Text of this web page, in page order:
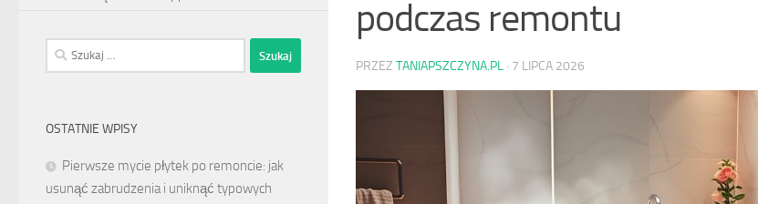
podczas remontu
PRZEZ TANIAPSZCZYNA.PL · 7 LIPCA 2026
Szukaj:
OSTATNIE WPISY
Pierwsze mycie płytek po remoncie: jak
usunąć zabrudzenia i uniknąć typowych